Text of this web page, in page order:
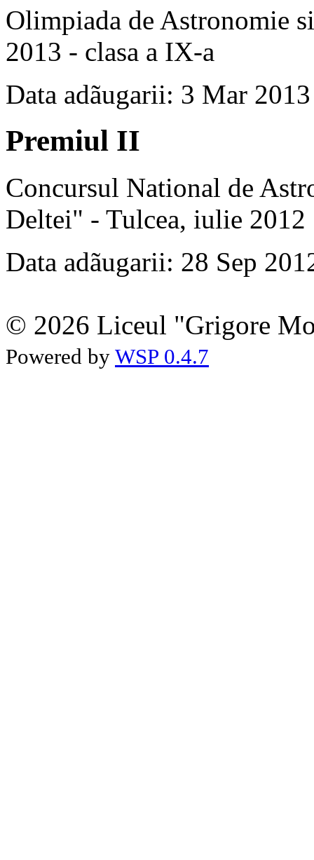
Olimpiada de Astronomie
2013 - clasa a IX-a
Data adãugarii: 3 Mar 2013
Premiul II
Concursul National de
Deltei" - Tulcea, iulie 2012
Data adãugarii: 28 Sep
© 2026 Liceul "Grigore
Powered by WSP 0.4.7